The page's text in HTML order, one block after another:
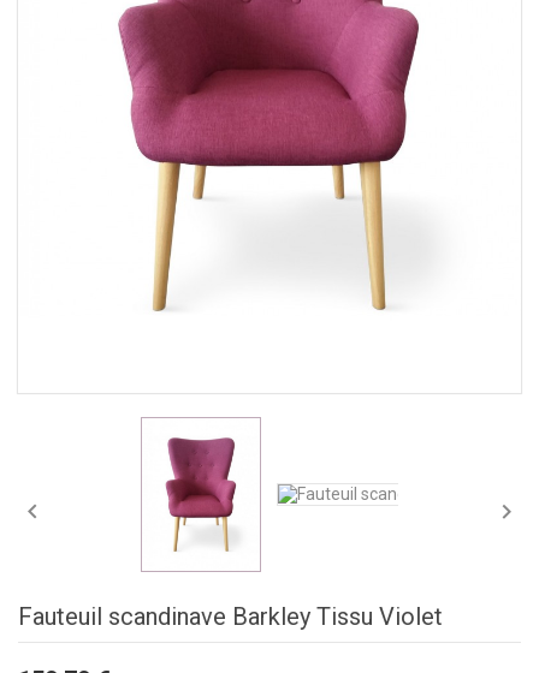
 
Fauteuil scandinave Barkley Tissu Violet